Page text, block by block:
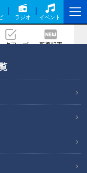
ラジオ イベント
クアップ 新着記事
一起氏が最
慶投手に迫